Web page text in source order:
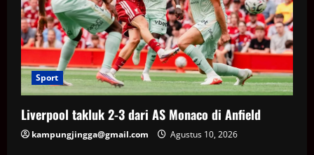
Sport
Liverpool takluk 2-3 dari AS Monaco di Anfield
kampungjingga@gmail.com Agustus 10, 2026